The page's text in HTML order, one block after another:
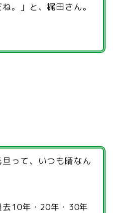
。」と、梶田さん。
旦って、いつも晴なん
10年・20年・30年